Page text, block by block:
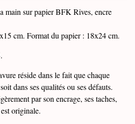
Go to cart
main sur papier BFK Rives, encre
cm. Format du papier : 18x24 cm.
réside dans le fait que chaque
dans ses qualités ou ses défauts.
par son encrage, ses taches,
originale.